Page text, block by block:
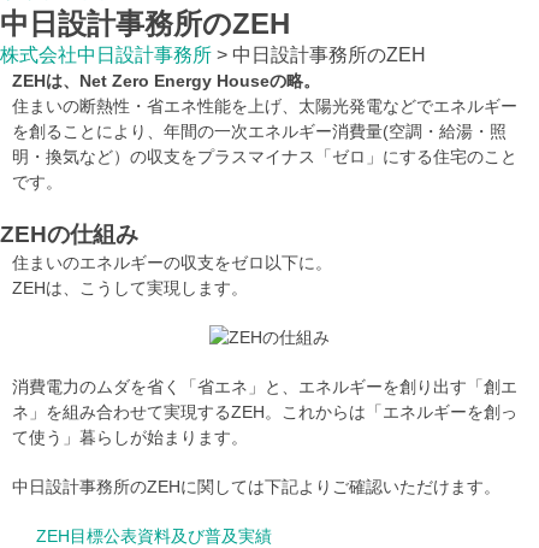
中日設計事務所のZEH
株式会社中日設計事務所 > 中日設計事務所のZEH
ZEHは、Net Zero Energy Houseの略。
住まいの断熱性・省エネ性能を上げ、太陽光発電などでエネルギー
を創ることにより、年間の一次エネルギー消費量(空調・給湯・照
明・換気など）の収支をプラスマイナス「ゼロ」にする住宅のこと
です。
ZEHの仕組み
住まいのエネルギーの収支をゼロ以下に。
ZEHは、こうして実現します。
消費電力のムダを省く「省エネ」と、エネルギーを創り出す「創エ
ネ」を組み合わせて実現するZEH。これからは「エネルギーを創っ
て使う」暮らしが始まります。
中日設計事務所のZEHに関しては下記よりご確認いただけます。
ZEH目標公表資料及び普及実績